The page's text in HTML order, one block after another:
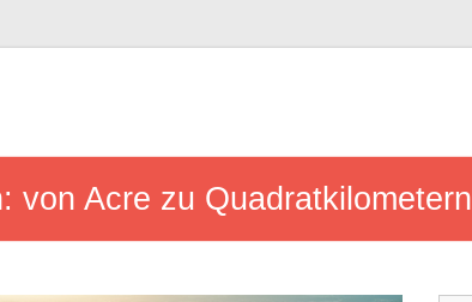
von Acre zu Quadratkilometern